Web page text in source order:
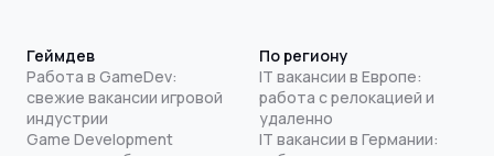
Геймдев
Работа в GameDev:
свежие вакансии игровой
индустрии
Game Development
По региону
IT вакансии в Европе:
работа с релокацией и
удаленно
IT вакансии в Германии: